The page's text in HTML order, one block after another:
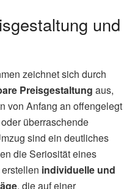
und
zeichnet sich durch
Preisgestaltung aus,
von Anfang an offengelegt
überraschende
sind ein deutliches
die Seriosität eines
individuelle und
, die auf einer